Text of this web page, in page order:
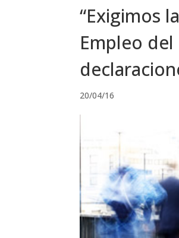
“Exigimos
Empleo
20/04/16